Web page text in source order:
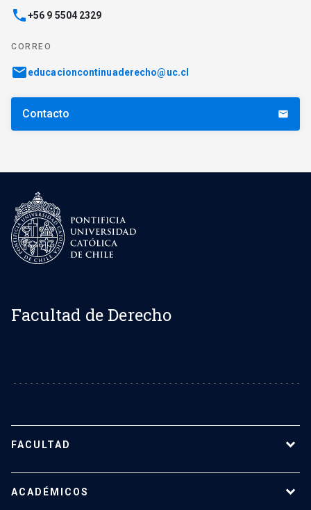
phone+56 9 5504 2329
CORREO
emaileducacioncontinuaderecho@uc.cl
Contacto email
Facultad de Derecho
FACULTAD
ACADÉMICOS